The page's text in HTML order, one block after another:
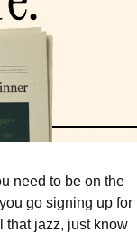
need to be on the
go signing up for
that jazz, just know